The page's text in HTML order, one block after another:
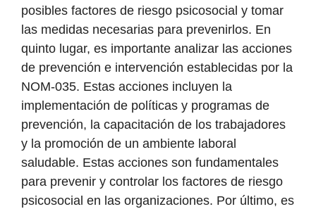
posibles factores de riesgo psicosocial y tomar
las medidas necesarias para prevenirlos. En
quinto lugar, es importante analizar las acciones
de prevención e intervención establecidas por la
NOM-035. Estas acciones incluyen la
implementación de políticas y programas de
prevención, la capacitación de los trabajadores
y la promoción de un ambiente laboral
saludable. Estas acciones son fundamentales
para prevenir y controlar los factores de riesgo
psicosocial en las organizaciones. Por último, es